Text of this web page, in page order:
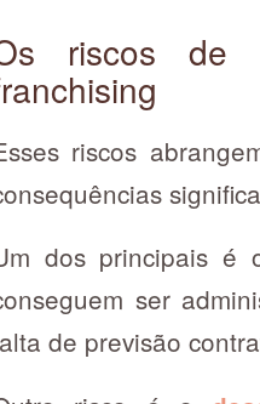
riscos de
riscos
dos principais
ser
de previsão